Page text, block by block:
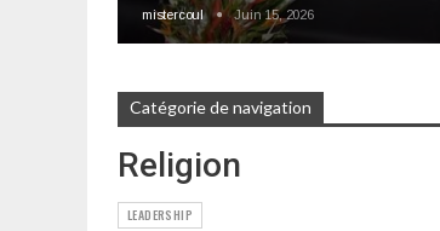
mistercoul Juin 15, 2026
Catégorie de navigation
Religion
LEADERSHIP